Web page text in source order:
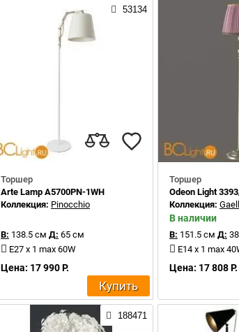
53134
Торшер
Arte Lamp A5700PN-1WH
Коллекция: Pinocchio
В: 138.5 см Д: 65 см
E27 x 1 max 60W
Цена: 17 990 Р.
Купить
Торшер
Odeon Light
Коллекция:
В наличии
В: 151.5 см Д:
E14 x 1 max
Цена: 17 808 Р.
188471